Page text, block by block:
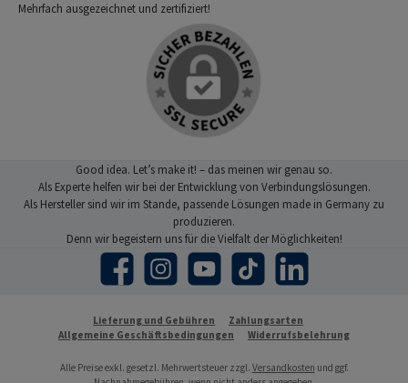
Mehrfach ausgezeichnet und zertifiziert!
Good idea. Let’s make it! – das meinen wir genau so.
Als Experte helfen wir bei der Entwicklung von Verbindungslösungen.
Als Hersteller sind wir im Stande, passende Lösungen made in Germany zu
produzieren.
Denn wir begeistern uns für die Vielfalt der Möglichkeiten!
Facebook Instagram YouTube TikTok LinkedIn
Lieferung und Gebühren
Zahlungsarten
Allgemeine Geschäftsbedingungen
Widerrufsbelehrung
Alle Preise exkl. gesetzl. Mehrwertsteuer zzgl. Versandkosten und ggf.